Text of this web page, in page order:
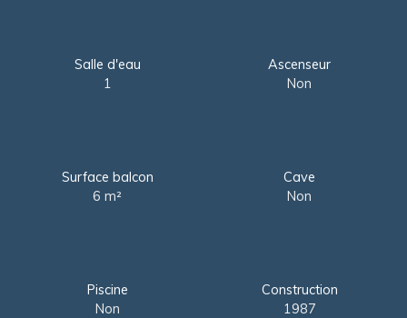
Salle d'eau
1
Ascenseur
Non
Surface balcon
6m²
Cave
Non
Piscine
Non
Construction
1987